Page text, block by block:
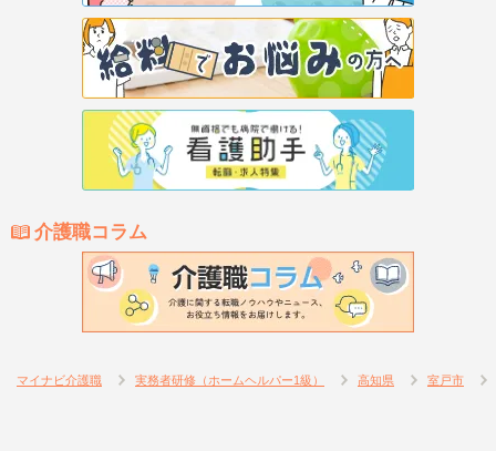
介護職コラム
マイナビ介護職 実務者研修（ホームヘルパー1級） 高知県 室戸市